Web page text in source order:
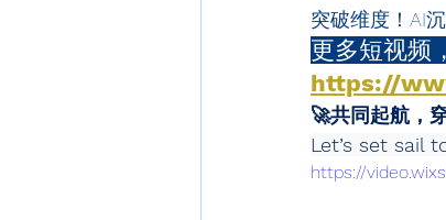
突破维度！AI
更多短视频
https://
🚀共同起航，
Let’s set sail
https://